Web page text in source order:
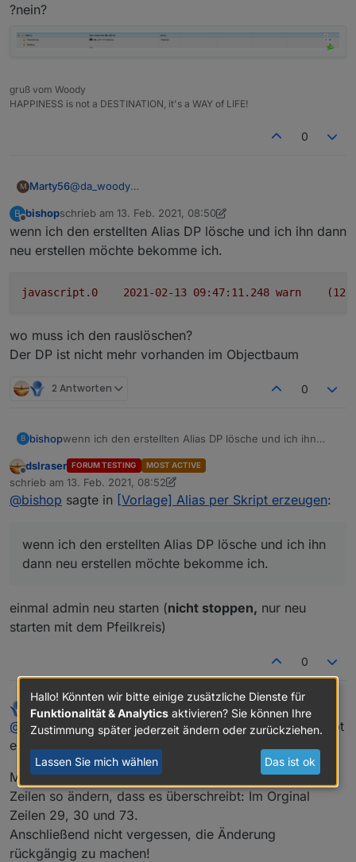
?nein?
gruß vom Woody
HAPPINESS is not a DESTINATION, it's a WAY of LIFE!
0
M Marty56@da_woody
deshalb ja meine Anfrage :-(
Aber ja, es gibt durchaus Problemstellungen, wo ich
alle neuanlegen will.
Man kann auch nicht alle Aliases auf einmal löschen.
B
Offline
bishopschrieb am 13. Feb. 2021, 08:50
zuletzt editiert von bishop
wenn ich den erstellten Alias DP lösche und ich ihn dann
neu erstellen möchte bekomme ich.
javascript.0 warn
wo muss ich den rauslöschen?
Der DP ist nicht mehr vorhanden im Objectbaum
2 Antworten 0
B bishopwenn ich den erstellten Alias DP lösche und ich ihn
wo muss ich den rauslöschen?
Der DP ist nicht mehr vorhanden im Objectbaum
Offline
dslraser FORUM TESTING MOST ACTIVE
schrieb am 13. Feb. 2021, 08:52
zuletzt editiert von dslraser
@bishop sagte in [Vorlage] Alias per Skript erzeugen:
wenn ich den erstellten Alias DP lösche und ich ihn
dann neu erstellen möchte bekomme ich.
einmal admin neu starten (nicht stoppen, nur neu
starten mit dem Pfeilkreis)
0
Offline
paul53schrieb am 13. Feb. 2021, 08:54
zuletzt editiert von paul53
@ marty56sagte: Wäre es möglich, dass man per Script
einen Alias löscht und dann wieder neu anlegt?
Man kann das Script durch Auskommentieren von 3
Zeilen so ändern, dass es überschreibt: Im Orginal
Zeilen 29, 30 und 73.
Anschließend nicht vergessen, die Änderung
rückgängig zu machen!
Hallo! Könnten wir bitte einige zusätzliche Dienste für
Funktionalität & Analytics aktivieren? Sie können Ihre
Zustimmung später jederzeit ändern oder zurückziehen.
Lassen Sie mich wählen Das ist ok